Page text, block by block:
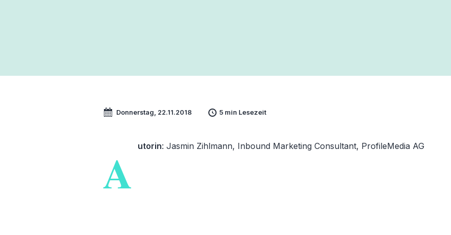
Donnerstag, 22.11.2018 5 min Lesezeit
A utorin: Jasmin Zihlmann, Inbound Marketing Consultant, ProfileMedia AG